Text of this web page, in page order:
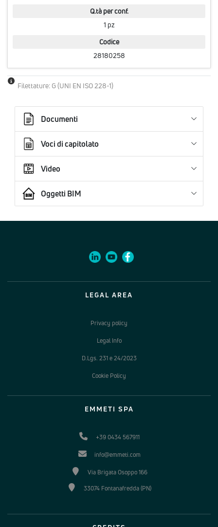
Q.tà per conf.
1 pz
Codice
28180258
Filettature: G (UNI EN ISO 228-1)
Documenti
Voci di capitolato
Video
Oggetti BIM
LEGAL AREA
Privacy policy
Legal Info
D.Lgs. 231 e 24/2023
Cookie Policy
EMMETI SPA
+39 0434 567911
info@emmeti.com
Via Brigata Osoppo 166
33074 Fontanafredda (PN)